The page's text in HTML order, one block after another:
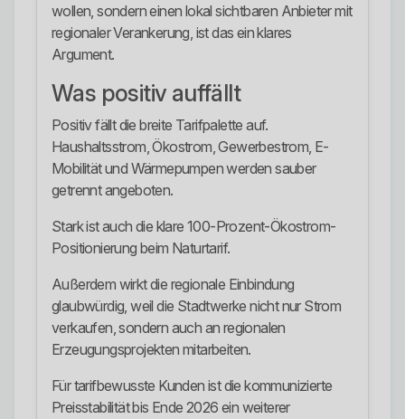
wollen, sondern einen lokal sichtbaren Anbieter mit
regionaler Verankerung, ist das ein klares
Argument.
Was positiv auffällt
Positiv fällt die breite Tarifpalette auf.
Haushaltsstrom, Ökostrom, Gewerbestrom, E-
Mobilität und Wärmepumpen werden sauber
getrennt angeboten.
Stark ist auch die klare 100-Prozent-Ökostrom-
Positionierung beim Naturtarif.
Außerdem wirkt die regionale Einbindung
glaubwürdig, weil die Stadtwerke nicht nur Strom
verkaufen, sondern auch an regionalen
Erzeugungsprojekten mitarbeiten.
Für tarifbewusste Kunden ist die kommunizierte
Preisstabilität bis Ende 2026 ein weiterer